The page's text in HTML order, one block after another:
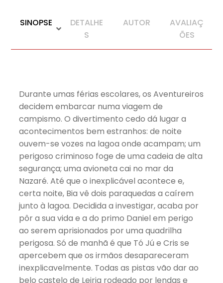
SINOPSE
DETALHE
S
AUTOR
AVALIAÇ
ÕES
Durante umas férias escolares, os Aventureiros
decidem embarcar numa viagem de
campismo. O divertimento cedo dá lugar a
acontecimentos bem estranhos: de noite
ouvem-se vozes na lagoa onde acampam; um
perigoso criminoso foge de uma cadeia de alta
segurança; uma avioneta cai no mar da
Nazaré. Até que o inexplicável acontece e,
certa noite, Bia vê dois paraquedas a caírem
junto à lagoa. Decidida a investigar, acaba por
pôr a sua vida e a do primo Daniel em perigo
ao serem aprisionados por uma quadrilha
perigosa. Só de manhã é que Tó Jú e Cris se
apercebem que os irmãos desapareceram
inexplicavelmente. Todas as pistas vão dar ao
belo castelo de Leiria rodeado por lendas e